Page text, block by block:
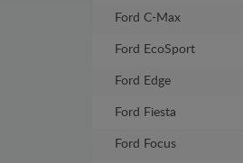
Ford C-Max
Ford EcoSport
Ford Edge
Ford Fiesta
Ford Focus